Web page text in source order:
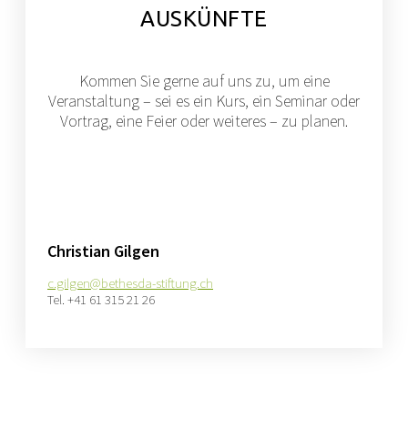
AUSKÜNFTE
Kommen Sie gerne auf uns zu, um eine
Veranstaltung – sei es ein Kurs, ein Seminar oder
Vortrag, eine Feier oder weiteres – zu planen.
Christian Gilgen
c.gilgen@bethesda-stiftung.ch
Tel. +41 61 315 21 26